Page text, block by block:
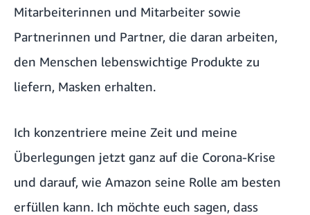
Mitarbeiterinnen und Mitarbeiter sowie
Partnerinnen und Partner, die daran arbeiten,
den Menschen lebenswichtige Produkte zu
liefern, Masken erhalten.
Ich konzentriere meine Zeit und meine
Überlegungen jetzt ganz auf die Corona-Krise
und darauf, wie Amazon seine Rolle am besten
erfüllen kann. Ich möchte euch sagen, dass